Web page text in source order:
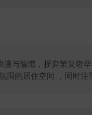
漫与慵懒，摒弃繁复
围的居住空间 ，同时